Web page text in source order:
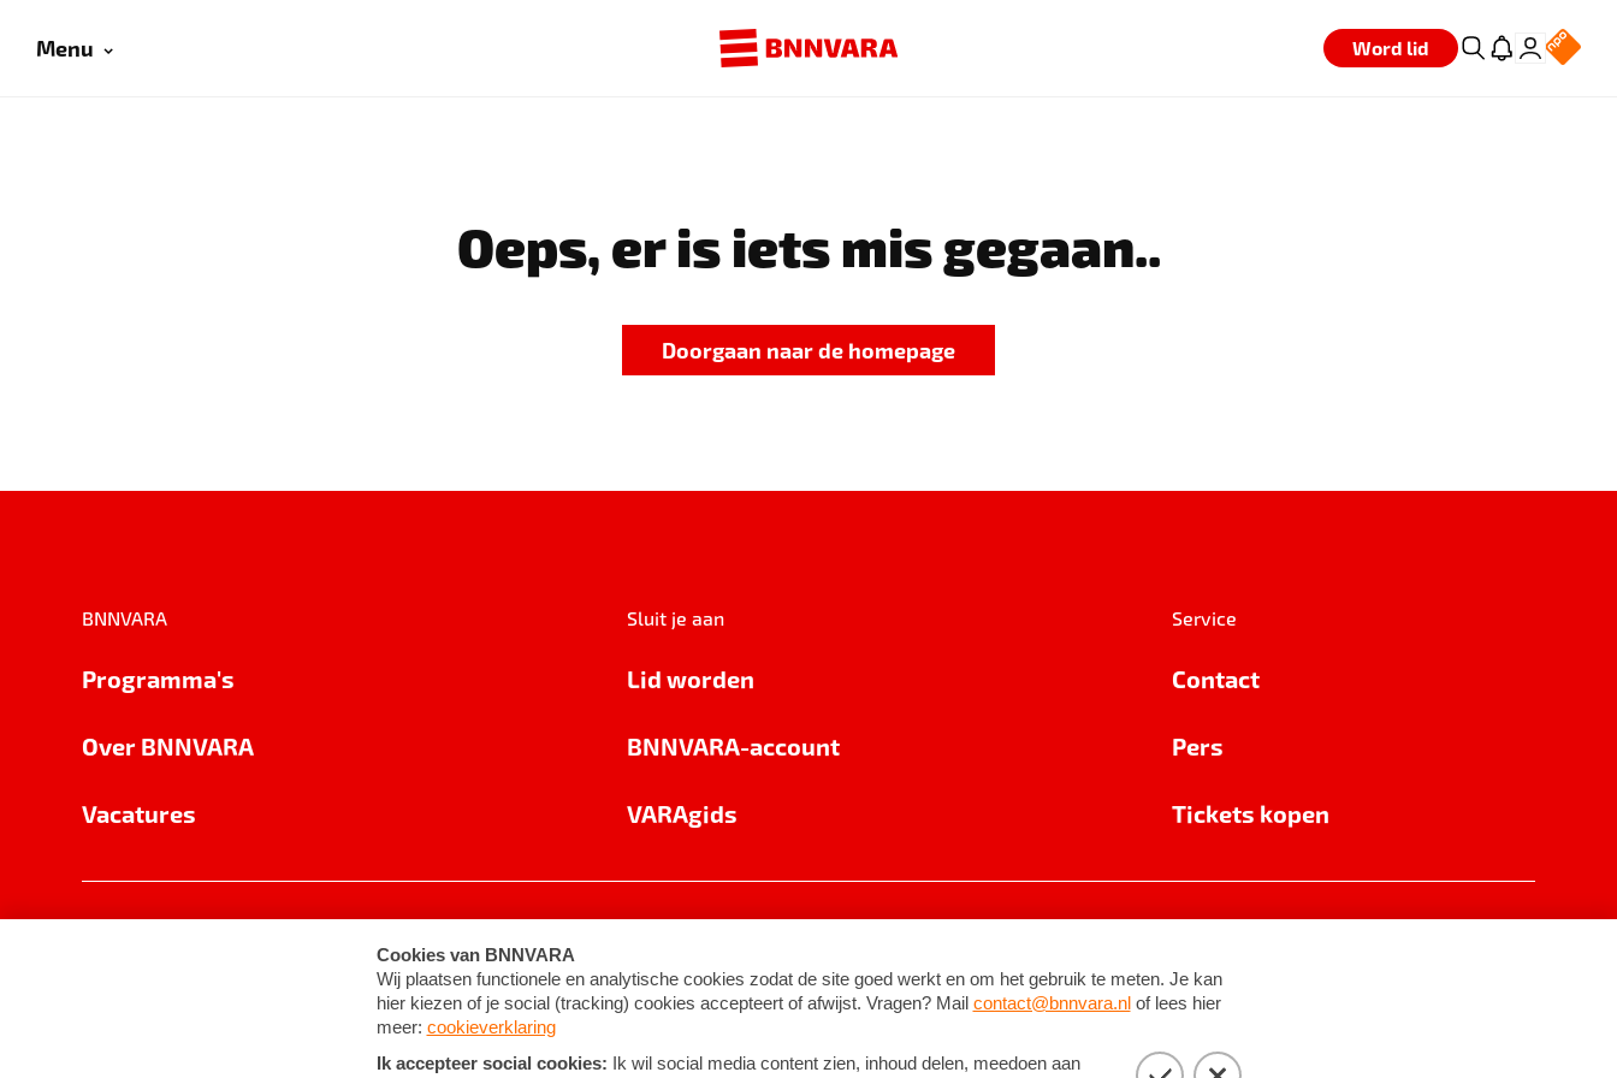
Menu Word lid
Oeps, er is iets mis gegaan..
Doorgaan naar de homepage
BNNVARA
Programma's
Over BNNVARA
Vacatures
Sluit je aan
Lid worden
BNNVARA-account
VARAgids
Service
Contact
Pers
Tickets kopen
Cookie-instellingen Algemene voorwaarden ©2026BNNVARA